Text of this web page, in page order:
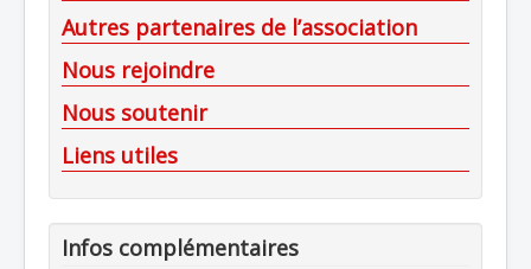
Autres partenaires de l’association
Nous rejoindre
Nous soutenir
Liens utiles
Infos complémentaires